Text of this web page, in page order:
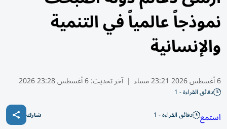
نموذجاً عالمياً في التنمية
والإنسانية
6 أغسطس 2026 23:21 مساء | آخر تحديث:6 أغسطس 23:28 2026
دقائق القراءة - 1
استمع دقائق القراءة - 1 شارك